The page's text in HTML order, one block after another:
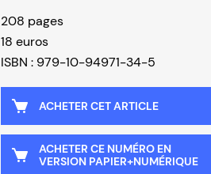
208 pages
18 euros
ISBN : 979-10-94971-34-5
ACHETER CET ARTICLE
ACHETER CE NUMÉRO EN
VERSION PAPIER+NUMÉRIQUE